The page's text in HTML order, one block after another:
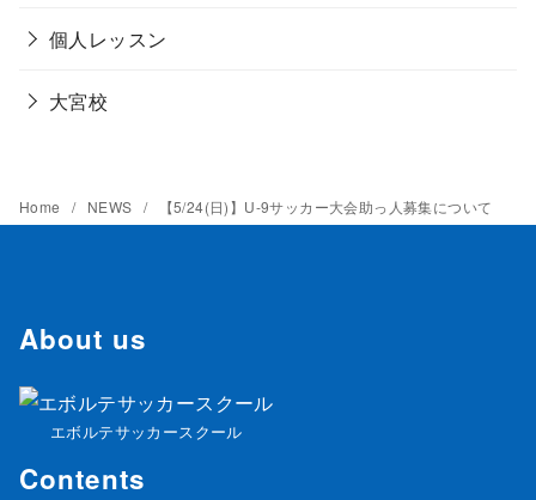
個人レッスン
大宮校
Home NEWS 【5/24(日)】U-9サッカー大会助っ人募集について
About us
エボルテサッカースクール
Contents